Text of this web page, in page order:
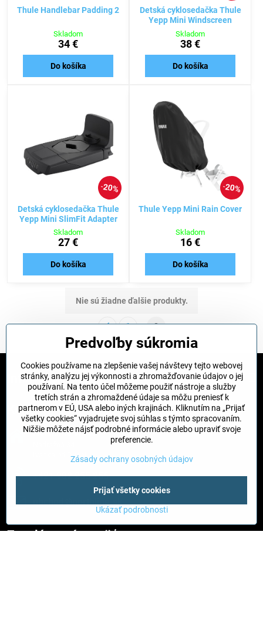
Thule Handlebar Padding 2
Skladom
34 €
Do košíka
Detská cyklosedačka Thule
Yepp Mini Windscreen
Skladom
38 €
Do košíka
20%
Detská cyklosedačka Thule
Yepp Mini SlimFit Adapter
Skladom
27 €
Do košíka
20%
Thule Yepp Mini Rain Cover
Skladom
16 €
Do košíka
Nie sú žiadne ďalšie produkty.
1 2
Informácie
Kontakt
Northline s​.r​.o​.
Ivanka pri Dunaji
+421 902 255 255
Zavoláme vám späť
Predvoľby súkromia
Cookies používame na zlepšenie vašej návštevy tejto webovej
stránky, analýzu jej výkonnosti a zhromažďovanie údajov o jej
používaní. Na tento účel môžeme použiť nástroje a služby
tretích strán a zhromaždené údaje sa môžu preniesť k
partnerom v EÚ, USA alebo iných krajinách. Kliknutím na „Prijať
všetky cookies“ vyjadrujete svoj súhlas s týmto spracovaním.
Nižšie môžete nájsť podrobné informácie alebo upraviť svoje
preferencie.
Zásady ochrany osobných údajov
Ukázať podrobnosti
Prijať všetky cookies